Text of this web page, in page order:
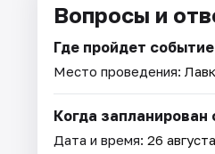
Вопросы и
Где пройдет
Место проведения:
Когда запланирован
Дата и время: 26